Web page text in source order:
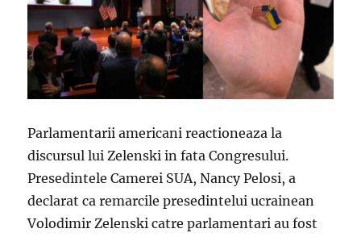
Parlamentarii americani reactioneaza la
discursul lui Zelenski in fata Congresului.
Presedintele Camerei SUA, Nancy Pelosi, a
declarat ca remarcile presedintelui ucrainean
Volodimir Zelenski catre parlamentari au fost